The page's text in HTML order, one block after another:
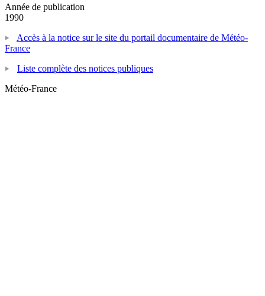
Année de publication
1990
Accès à la notice sur le site du portail documentaire de Météo-
France
Liste complète des notices publiques
Météo-France